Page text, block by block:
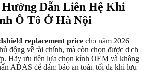
Dẫn Liên Hệ Khi
Ô Tô Ở Hà Nội
replacement price cho năm 2026
động về tài chính, mà còn chọn được dịch
Hãy ưu tiên lựa chọn kính OEM và không
ADAS để đảm bảo an toàn tối đa khi lưu